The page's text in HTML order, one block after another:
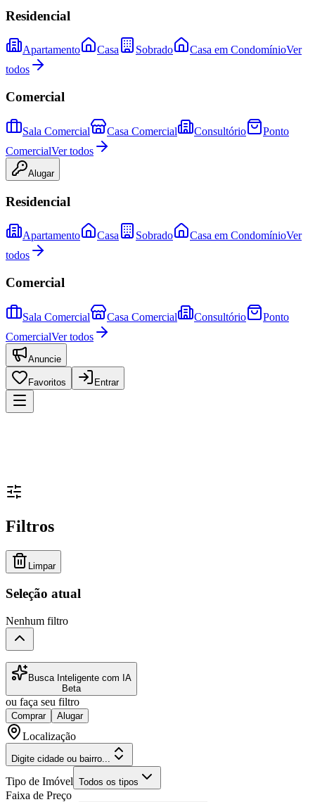
Residencial
Apartamento Casa Sobrado Casa em CondomínioVer
todos
Comercial
Sala Comercial Casa Comercial Consultório
Ponto
ComercialVer todos
Alugar
Residencial
Apartamento Casa Sobrado Casa em CondomínioVer
todos
Comercial
Sala Comercial Casa Comercial Consultório
Ponto
ComercialVer todos
Anuncie
Favoritos Entrar
Filtros
Limpar
Seleção atual
Nenhum filtro
Busca Inteligente com IA
Beta
ou faça seu filtro
Comprar Alugar
Localização
Digite cidade ou bairro...
Tipo de Imóvel Todos os tipos
Faixa de Preço